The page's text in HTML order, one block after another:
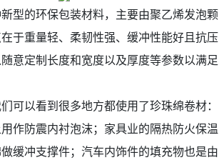
型的环保包装材料，主要由聚乙烯发泡颗
于重量轻、柔韧性强、缓冲性能好且抗压
意定制长度和宽度以及厚度等参数以满足
可以看到很多地方都使用了珍珠绵卷材：
作防震内衬泡沫；家具业的隔热防火保温
缓冲支撑件；汽车内饰件的填充物也是由